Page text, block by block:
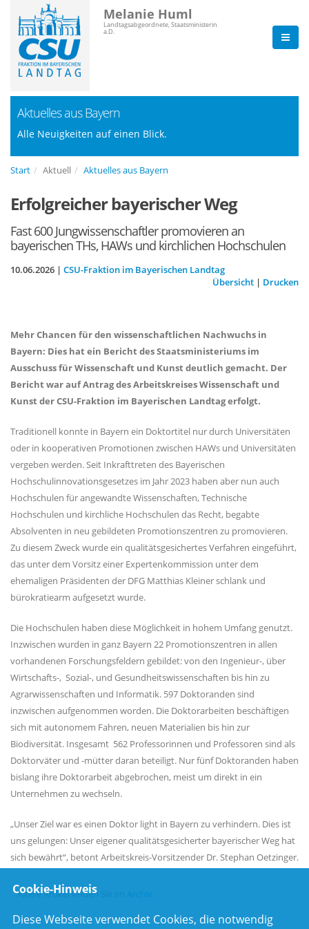
Melanie Huml
Landtagsabgeordnete, Staatsministerin
a.D.
Aktuelles aus Bayern
Alle Neuigkeiten auf einen Blick.
Start Aktuell Aktuelles aus Bayern
Erfolgreicher bayerischer Weg
Fast 600 Jungwissenschaftler promovieren an
bayerischen THs, HAWs und kirchlichen Hochschulen
10.06.2026 | CSU-Fraktion im Bayerischen Landtag
Übersicht | Drucken
Mehr Chancen für den wissenschaftlichen Nachwuchs in
Bayern: Dies hat ein Bericht des Staatsministeriums im
Ausschuss für Wissenschaft und Kunst deutlich gemacht. Der
Bericht war auf Antrag des Arbeitskreises Wissenschaft und
Kunst der CSU-Fraktion im Bayerischen Landtag erfolgt.
Traditionell konnte in Bayern ein Doktortitel nur durch Universitäten
oder in kooperativen Promotionen zwischen HAWs und Universitäten
vergeben werden. Seit Inkrafttreten des Bayerischen
Hochschulinnovationsgesetzes im Jahr 2023 haben aber nun auch
Hochschulen für angewandte Wissenschaften, Technische
Hochschulen und kirchliche Hochschulen das Recht, begabte
Absolventen in neu gebildeten Promotionszentren zu promovieren.
Zu diesem Zweck wurde ein qualitätsgesichertes Verfahren eingeführt,
das unter dem Vorsitz einer Expertenkommission unter dem
ehemaligen Präsidenten der DFG Matthias Kleiner schlank und
bürokratiearm aufgesetzt wurde.
Die Hochschulen haben diese Möglichkeit in hohem Umfang genutzt.
Inzwischen wurden in ganz Bayern 22 Promotionszentren in allen
vorhandenen Forschungsfeldern gebildet: von den Ingenieur-, über
Wirtschafts-, Sozial-, und Gesundheitswissenschaften bis hin zu
Agrarwissenschaften und Informatik. 597 Doktoranden sind
inzwischen aufgenommen worden. Die Doktorarbeiten beschäftigen
sich mit autonomem Fahren, neuen Materialien bis hin zur
Biodiversität. Insgesamt 562 Professorinnen und Professoren sind als
Doktorväter und -mütter daran beteiligt. Nur fünf Doktoranden haben
bislang ihre Doktorarbeit abgebrochen, meist um direkt in ein
Unternehmen zu wechseln.
Unser Ziel war es einen Doktor light in Bayern zu verhindern. Dies ist
uns gelungen: Unser eigener qualitätsgesicherter bayerischer Weg hat
sich bewährt“, betont Arbeitskreis-Vorsitzender Dr. Stephan Oetzinger.
Ältere Artikel finden Sie im Archiv
Cookie-Hinweis
Diese Webseite verwendet Cookies, die notwendig